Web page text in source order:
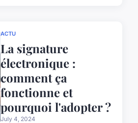
ACTU
La signature
électronique :
comment ça
fonctionne et
pourquoi l'adopter ?
July 4, 2024